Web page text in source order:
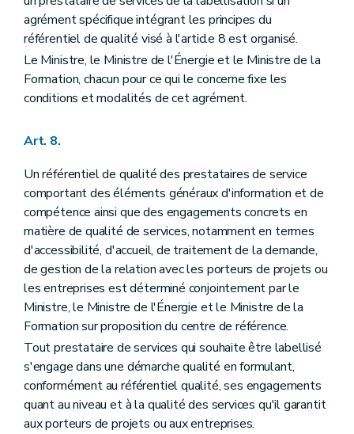
agrément spécifique intégrant les principes du
référentiel de qualité visé à l'article 8 est organisé.
Le Ministre, le Ministre de l'Énergie et le Ministre de la
Formation, chacun pour ce qui le concerne fixe les
conditions et modalités de cet agrément.
Art. 8.
Un référentiel de qualité des prestataires de service
comportant des éléments généraux d'information et de
compétence ainsi que des engagements concrets en
matière de qualité de services, notamment en termes
d'accessibilité, d'accueil, de traitement de la demande,
de gestion de la relation avec les porteurs de projets ou
les entreprises est déterminé conjointement par le
Ministre, le Ministre de l'Énergie et le Ministre de la
Formation sur proposition du centre de référence.
Tout prestataire de services qui souhaite être labellisé
s'engage dans une démarche qualité en formulant,
conformément au référentiel qualité, ses engagements
quant au niveau et à la qualité des services qu'il garantit
aux porteurs de projets ou aux entreprises.